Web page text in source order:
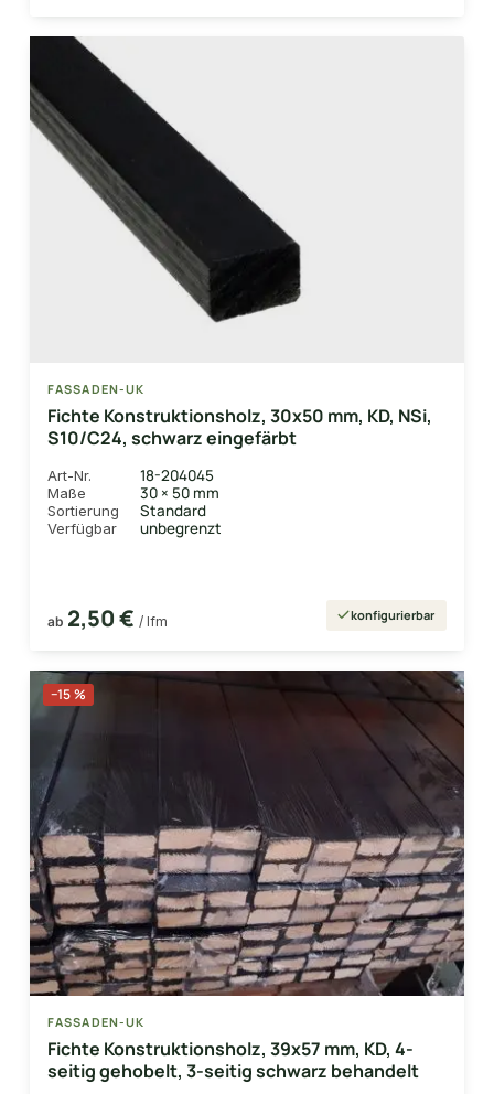
FASSADEN-UK
Fichte Konstruktionsholz, 30x50 mm, KD, NSi,
S10/C24, schwarz eingefärbt
Art-Nr. 18-204045
Maße 30 × 50 mm
Sortierung Standard
Verfügbar unbegrenzt
ab 2,50 € / lfm konfigurierbar
−15 %
FASSADEN-UK
Fichte Konstruktionsholz, 39x57 mm, KD, 4-
seitig gehobelt, 3-seitig schwarz behandelt